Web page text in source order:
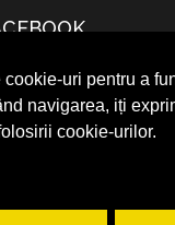
uri pentru a
navigarea, iți
cookie-urilor.